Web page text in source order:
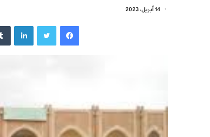
14 أبريل، 2023
فيسبوك لينكدإن